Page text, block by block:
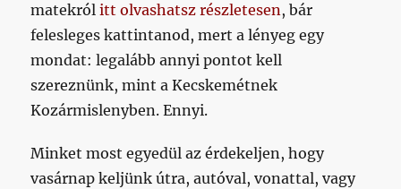
matekrólitt olvashatsz részletesen, bár
felesleges kattintanod, mert a lényeg egy
mondat: legalább annyi pontot kell
szereznünk, mint a Kecskemétnek
Kozármislenyben. Ennyi.
Minket most egyedül az érdekeljen, hogy
vasárnap keljünk útra, autóval, vonattal, vagy